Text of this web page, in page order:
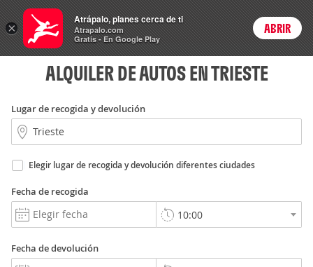
Rent
a Car Login
ALQUILER DE AUTOS EN TRIESTE
Lugar de recogida y devolución
Elegir lugar de recogida y devolución diferentes ciudades
Fecha de recogida
Fecha de devolución
×
Atrápalo, planes cerca de ti
Atrapalo.com
Gratis - En Google Play
ABRIR